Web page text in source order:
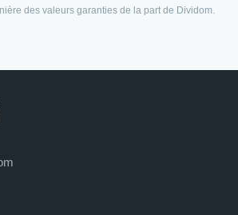
des valeurs garanties de la part de Dividom.